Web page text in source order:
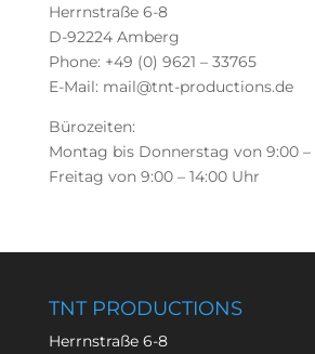
Herrnstraße 6-8
D-92224 Amberg
Phone: +49 (0) 9621 – 33765
E-Mail: mail@tnt-productions.de
Bürozeiten:
Montag bis Donnerstag von 9:00 –
Freitag von 9:00 – 14:00 Uhr
TNT PRODUCTIONS
Herrnstraße 6-8